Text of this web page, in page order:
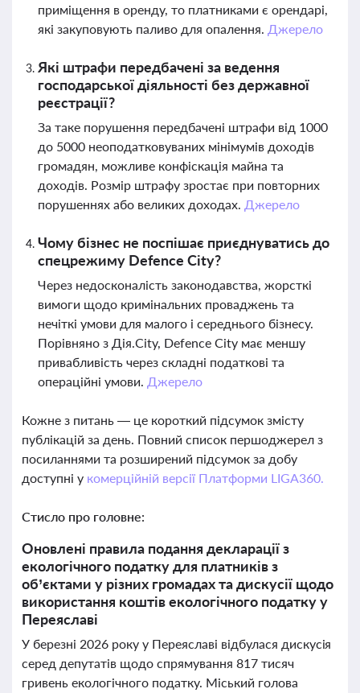
приміщення в оренду, то платниками є орендарі,
які закуповують паливо для опалення. Джерело
Які штрафи передбачені за ведення
господарської діяльності без державної
реєстрації?
За таке порушення передбачені штрафи від 1000
до 5000 неоподатковуваних мінімумів доходів
громадян, можливе конфіскація майна та
доходів. Розмір штрафу зростає при повторних
порушеннях або великих доходах. Джерело
Чому бізнес не поспішає приєднуватись до
спецрежиму Defence City?
Через недосконалість законодавства, жорсткі
вимоги щодо кримінальних проваджень та
нечіткі умови для малого і середнього бізнесу.
Порівняно з Дія.City, Defence City має меншу
привабливість через складні податкові та
операційні умови. Джерело
Кожне з питань — це короткий підсумок змісту
публікацій за день. Повний список першоджерел з
посиланнями та розширений підсумок за добу
доступні у комерційній версії Платформи LIGA360.
Стисло про головне:
Оновлені правила подання декларації з
екологічного податку для платників з
об’єктами у різних громадах та дискусії щодо
використання коштів екологічного податку у
Переяславі
У березні 2026 року у Переяславі відбулася дискусія
серед депутатів щодо спрямування 817 тисяч
гривень екологічного податку. Міський голова